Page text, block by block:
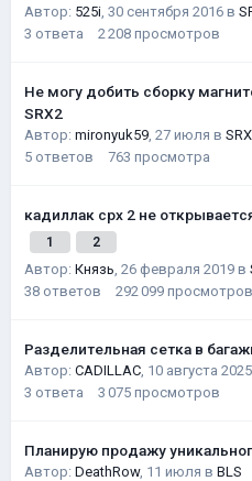
Автор: 525i, 30 сентября 2016 в
3 ответа 2 208 просмотров
Не могу добить сборку
SRX2
Автор: mironyuk59, 27 июля в
5 ответов 763 просмотра
кадиллак срх 2 не
1 2
Автор: Князь, 26 февраля 2019 в
38 ответов 292 099 просмотров
Разделительная сетка в
Автор: CADILLAC, 10 августа 2025
3 ответа 3 075 просмотров
Планирую продажу
Автор: DeathRow, 11 июля в BLS